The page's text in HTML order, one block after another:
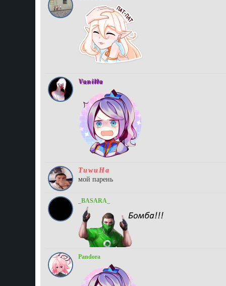
Vanilla
TuwuHa
мой парень
_BASARA_
Pandora